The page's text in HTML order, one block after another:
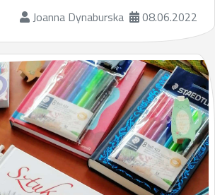
Joanna Dynaburska 08.06.2022